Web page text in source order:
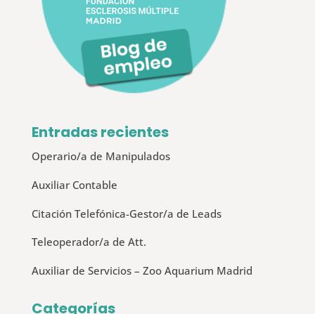
Entradas recientes
Operario/a de Manipulados
Auxiliar Contable
Citación Telefónica-Gestor/a de Leads
Teleoperador/a de Att.
Auxiliar de Servicios – Zoo Aquarium Madrid
Categorías